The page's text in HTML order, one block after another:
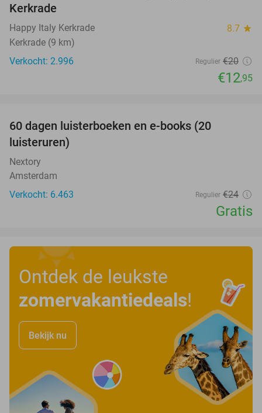
Kerkrade
Happy Italy Kerkrade 8.7 star
Kerkrade (9 km)
Verkocht: 2.996
Regulier €20
€12,95
60 dagen luisterboeken en e-books (20
luisteruren)
Nextory
Amsterdam
Verkocht: 6.463
Regulier €24
Gratis
Ontdek de leukste
zomervakantiedeals!
Bekijk nu